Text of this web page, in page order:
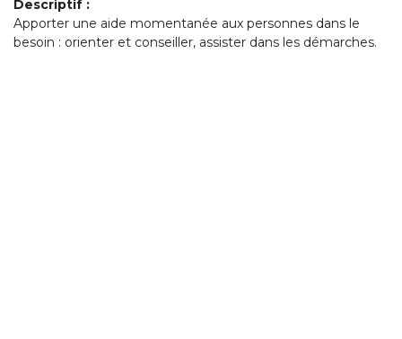
Descriptif :
Apporter une aide momentanée aux personnes dans le
besoin : orienter et conseiller, assister dans les démarches.